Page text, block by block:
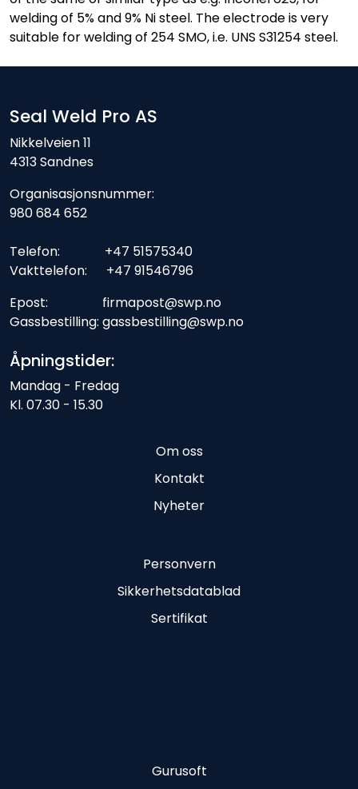
welding of 5% and 9% Ni steel. The electrode is very
suitable for welding of 254 SMO, i.e. UNS S31254 steel.
Seal Weld Pro AS
Nikkelveien 11
4313 Sandnes
Organisasjonsnummer:
980 684 652
Telefon: +47 51575340
Vakttelefon: +47 91546796
Epost: firmapost@swp.no
Gassbestilling: gassbestilling@swp.no
Åpningstider:
Mandag - Fredag
Kl. 07.30 - 15.30
Om oss
Kontakt
Nyheter
Personvern
Sikkerhetsdatablad
Sertifikat
Gurusoft